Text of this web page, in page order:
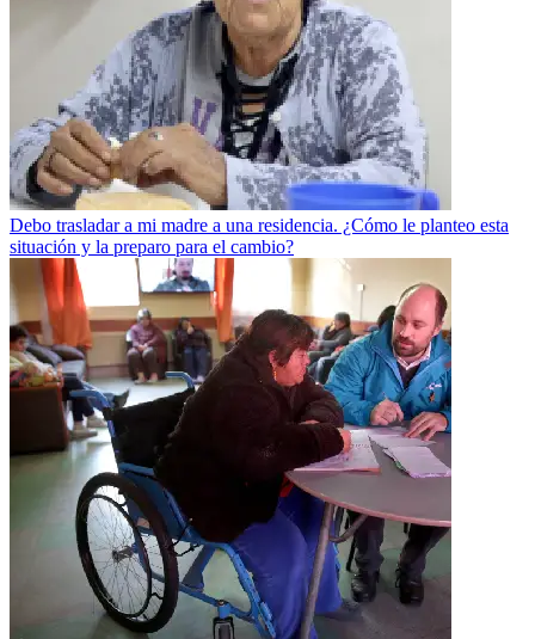
Debo trasladar a mi madre a una residencia. ¿Cómo le planteo esta
situación y la preparo para el cambio?